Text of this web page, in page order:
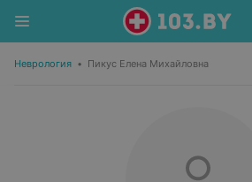
Неврология • Пикус Елена Михайловна